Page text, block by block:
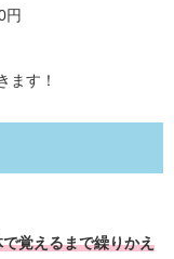
円
ます！
覚えるまで繰りかえ